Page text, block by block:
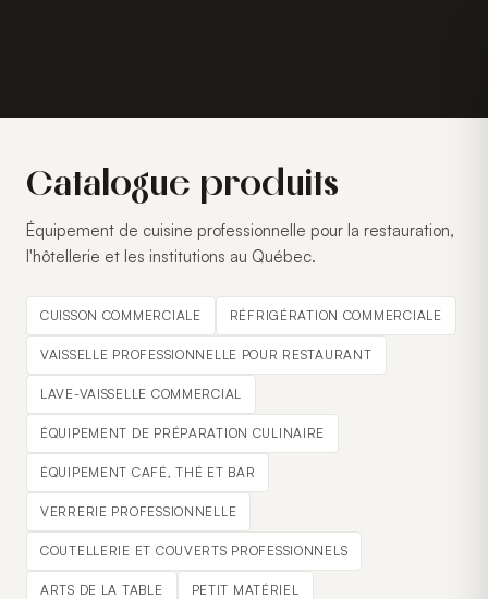
Catalogue produits
Équipement de cuisine professionnelle pour la restauration,
l'hôtellerie et les institutions au Québec.
CUISSON COMMERCIALE RÉFRIGÉRATION COMMERCIALE
VAISSELLE PROFESSIONNELLE POUR RESTAURANT
LAVE-VAISSELLE COMMERCIAL
ÉQUIPEMENT DE PRÉPARATION CULINAIRE
ÉQUIPEMENT CAFÉ, THÉ ET BAR
VERRERIE PROFESSIONNELLE
COUTELLERIE ET COUVERTS PROFESSIONNELS
ARTS DE LA TABLE PETIT MATÉRIEL